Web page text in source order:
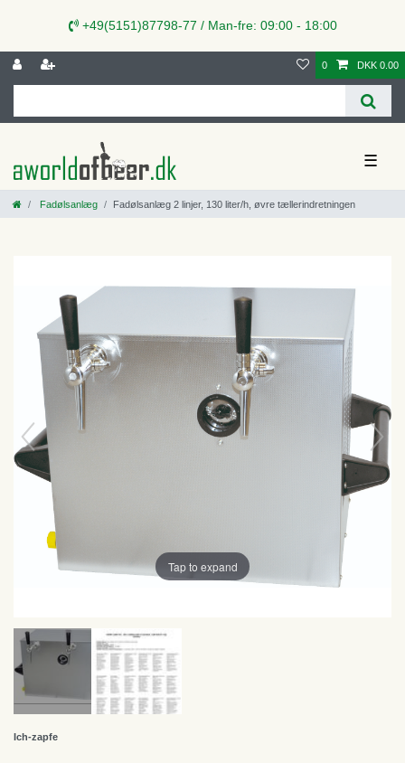
+49(5151)87798-77 / Man-fre: 09:00 - 18:00
0 DKK 0.00
☰
Fadølsanlæg Fadølsanlæg 2 linjer, 130 liter/h, øvre tællerindretningen
Tap to expand
Ich-zapfe